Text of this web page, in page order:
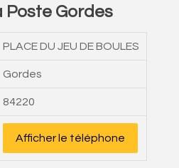
Poste Gordes
PLACE DU JEU DE BOULES
Gordes
84220
Afficher le téléphone